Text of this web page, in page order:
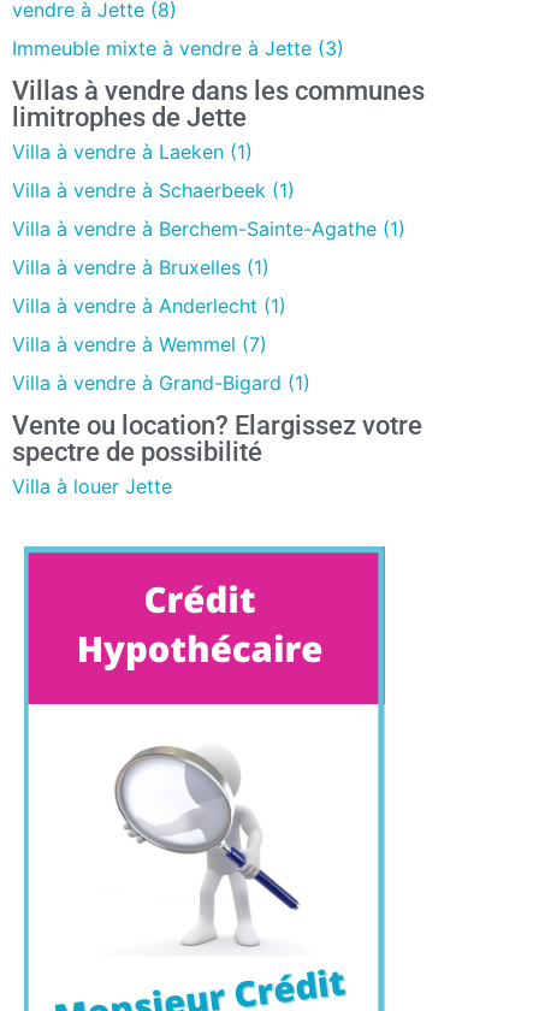
vendre à Jette (8)
Immeuble mixte à vendre à Jette (3)
Villas à vendre dans les communes
limitrophes de Jette
Villa à vendre à Laeken (1)
Villa à vendre à Schaerbeek (1)
Villa à vendre à Berchem-Sainte-Agathe (1)
Villa à vendre à Bruxelles (1)
Villa à vendre à Anderlecht (1)
Villa à vendre à Wemmel (7)
Villa à vendre à Grand-Bigard (1)
Vente ou location? Elargissez votre
spectre de possibilité
Villa à louer Jette